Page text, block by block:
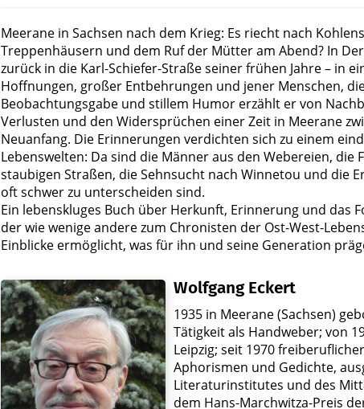
Meerane in Sachsen nach dem Krieg: Es riecht nach
Treppenhäusern und dem Ruf der Mütter am Abend? In
zurück in die Karl-Schiefer-Straße seiner frühen Jahre – in
Hoffnungen, großer Entbehrungen und jener Menschen,
Beobachtungsgabe und stillem Humor erzählt er von
Verlusten und den Widersprüchen einer Zeit in Meerane
Neuanfang. Die Erinnerungen verdichten sich zu einem
Lebenswelten: Da sind die Männer aus den Webereien,
staubigen Straßen, die Sehnsucht nach Winnetou und die
oft schwer zu unterscheiden sind.
Ein lebenskluges Buch über Herkunft, Erinnerung und das
der wie wenige andere zum Chronisten der Ost-West-
Einblicke ermöglicht, was für ihn und seine Generation
Wolfgang Eckert
1935 in Meerane (Sachsen)
Tätigkeit als Handweber; von
Leipzig; seit 1970
Aphorismen und Gedichte,
Literaturinstitutes und des
dem Hans-Marchwitza-Preis